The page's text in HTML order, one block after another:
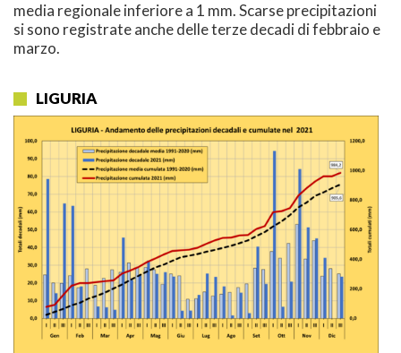
media regionale inferiore a 1 mm. Scarse precipitazioni
si sono registrate anche delle terze decadi di febbraio e
marzo.
LIGURIA